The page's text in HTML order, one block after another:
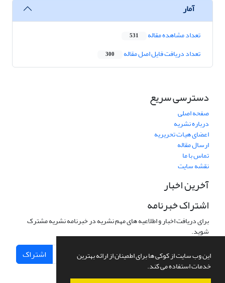
این وب سایت از کوکی ها برای اطمینان از ارائه بهترین
خدمات استفاده می کند.
آمار
تعداد مشاهده مقاله 531
تعداد دریافت فایل اصل مقاله 300
دسترسی سریع
صفحه اصلی
درباره نشریه
اعضای هیات تحریریه
ارسال مقاله
تماس با ما
نقشه سایت
آخرین اخبار
اشتراک خبرنامه
برای دریافت اخبار و اطلاعیه های مهم نشریه در خبرنامه نشریه مشترک
شوید.
اشتراک